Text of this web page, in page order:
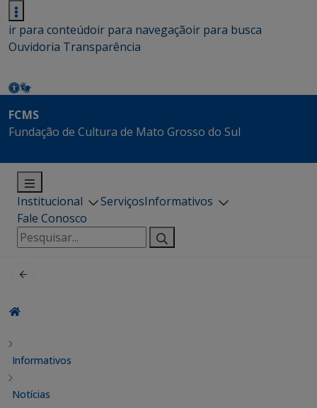
ir para conteúdoir para navegaçãoir para busca
Ouvidoria Transparência
FCMS
Fundação de Cultura de Mato Grosso do Sul
Institucional ServiçosInformativos
Fale Conosco
Pesquisar
por:
Informativos
Notícias